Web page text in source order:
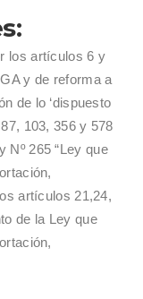
los artículos 6 y
y de reforma a
de lo ‘dispuesto
103, 356 y 578
Nº 265 “Ley que
artículos 21,24,
de la Ley que